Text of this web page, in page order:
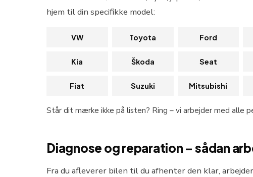
hjem til din specifikke model:
VW Toyota Ford
Kia Škoda Seat
Fiat Suzuki Mitsubishi
Står dit mærke ikke på listen? Ring – vi arbejder med alle
Diagnose og reparation – sådan
Fra du afleverer bilen til du afhenter den klar,